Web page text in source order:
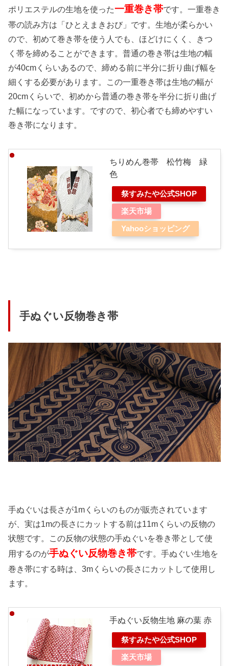
ポリエステルの生地を使った一重巻き帯です。一重巻き
帯の読み方は「ひとえまきおび」です。生地が柔らかい
ので、初めて巻き帯を使う人でも、ほどけにくく、きつ
く帯を締めることができます。普通の巻き帯は生地の幅
が40cmくらいあるので、締める前に半分に折り曲げ幅を
細くする必要があります。この一重巻き帯は生地の幅が
20cmくらいで、初めから普通の巻き帯を半分に折り曲げ
た幅になっています。ですので、初心者でも締めやすい
巻き帯になります。
ちりめん巻帯 松竹梅 緑
色
祭すみたや公式SHOP
楽天市場
Yahooショッピング
手ぬぐい反物巻き帯
手ぬぐいは長さが1mくらいのものが販売されています
が、実は1mの長さにカットする前は11mくらいの反物の
状態です。この反物の状態の手ぬぐいを巻き帯として使
用するのが手ぬぐい反物巻き帯です。手ぬぐい生地を
巻き帯にする時は、3mくらいの長さにカットして使用し
ます。
手ぬぐい反物生地 麻の葉 赤
祭すみたや公式SHOP
楽天市場